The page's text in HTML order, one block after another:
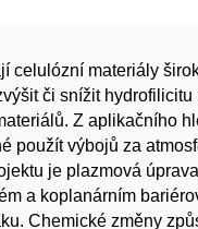
celulózní materiály
či snížit hydrofilicitu
Z aplikačního
použít výbojů za
je plazmová
a koplanárním
Chemické změny